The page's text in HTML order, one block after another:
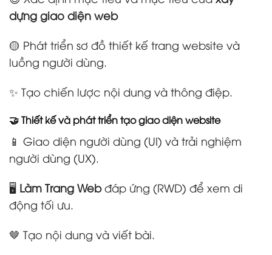
dựng giao diện web
🟡 Phát triển sơ đồ thiết kế trang website và
luồng người dùng.
✨ Tạo chiến lược nội dung và thông điệp.
🤝 Thiết kế và phát triển tạo giao diện website
📱 Giao diện người dùng (UI) và trải nghiệm
người dùng (UX).
🖥️ Làm Trang Webđáp ứng (RWD) để xem di
động tối ưu.
🤎 Tạo nội dung và viết bài.